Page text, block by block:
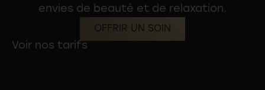
envies de beauté et de relaxation.
OFFRIR UN SOIN
Voir nos tarifs